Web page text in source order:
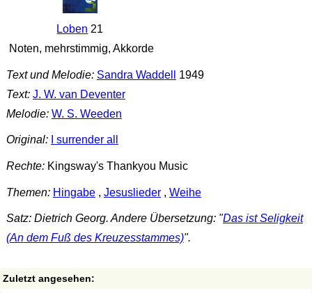
Loben 21
Noten, mehrstimmig, Akkorde
Text und Melodie: Sandra Waddell
1949
Text: J. W. van Deventer
Melodie: W. S. Weeden
Original: I surrender all
Rechte:Kingsway's Thankyou Music
Themen: Hingabe, Jesuslieder, Weihe
Satz: Dietrich Georg. Andere Übersetzung: "Das ist Seligkeit
(An dem Fuß des Kreuzesstammes)".
Zuletzt angesehen: